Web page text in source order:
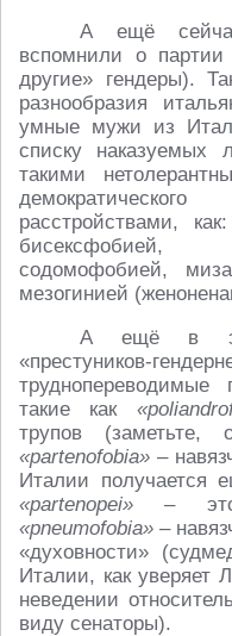
А ещё
вспомнили о
другие» гендеры).
разнообразия
умные мужи из
списку наказуемых
такими
расстройствами,
бисексфобией,
содомофобией,
мезогинией
А ещё в
«престуников-
такие как
трупов (заметьте,
«partenofobia» –
Италии получается
«partenopei» – это
«pneumofobia» –
«духовности»
Италии, как уверяет
неведении
виду сенаторы).